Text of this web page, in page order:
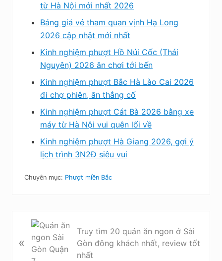
từ Hà Nội mới nhất 2026
Bảng giá vé tham quan vịnh Hạ Long
2026 cập nhật mới nhất
Kinh nghiệm phượt Hồ Núi Cốc (Thái
Nguyên) 2026 ăn chơi tới bến
Kinh nghiệm phượt Bắc Hà Lào Cai 2026
đi chợ phiên, ăn thắng cố
Kinh nghiệm phượt Cát Bà 2026 bằng xe
máy từ Hà Nội vui quên lối về
Kinh nghiệm phượt Hà Giang 2026, gợi ý
lịch trình 3N2Đ siêu vui
Chuyên mục: Phượt miền Bắc
i
«
Truy tìm 20 quán ăn ngon ở Sài
Gòn đông khách nhất, review tốt
nhất